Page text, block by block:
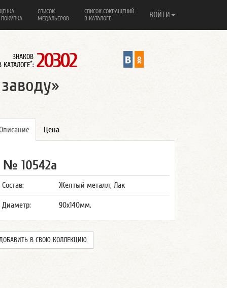
ПОКУПКА
СПИСОК
МЕДАЛЬЕРОВ
СПИСОК СОКРАЩЕНИЙ
В КАТАЛОГЕ
ВОЙТИ
ЗНАКОВ
КАТАЛОГЕ*: 20302
Цена
№ 10542а
Состав: Желтый металл, Лак
Диаметр: 90х140мм.
В СВОЮ КОЛЛЕКЦИЮ